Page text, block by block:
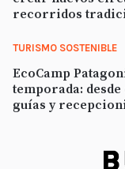
recorridos
TURISMO SOSTENIBLE
EcoCamp
temporada:
guías y